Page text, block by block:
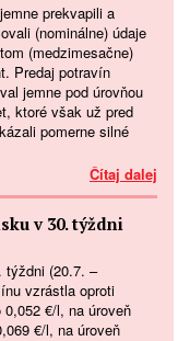
prekvapili a
(nominálne) údaje
(medzimesačne)
Predaj potravín
jemne pod úrovňou
ktoré však už pred
pomerne silné
Čítaj dalej
v 30. týždni
týždni (20.7. –
vzrástla oproti
€/l, na úroveň
€/l, na úroveň